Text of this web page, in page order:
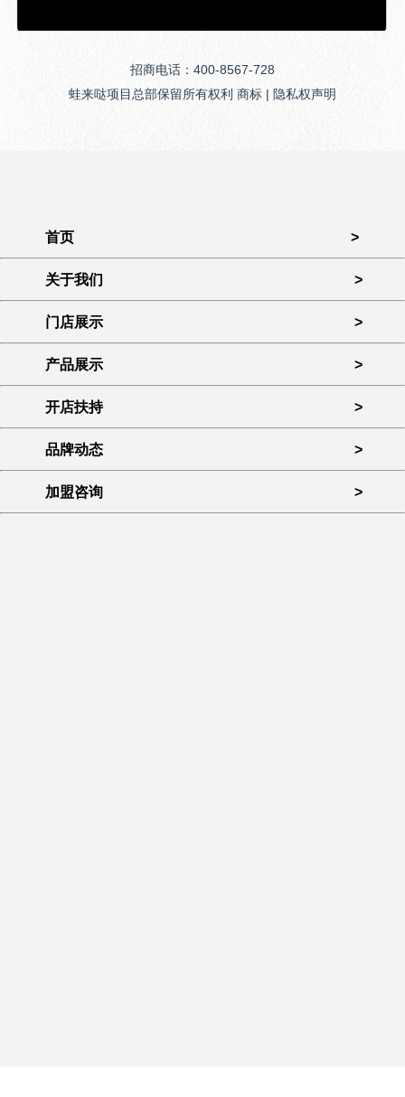
招商电话：400-8567-728
蛙来哒项目总部保留所有权利 商标 | 隐私权声明
首页 >
关于我们 >
门店展示 >
产品展示 >
开店扶持 >
品牌动态 >
加盟咨询 >